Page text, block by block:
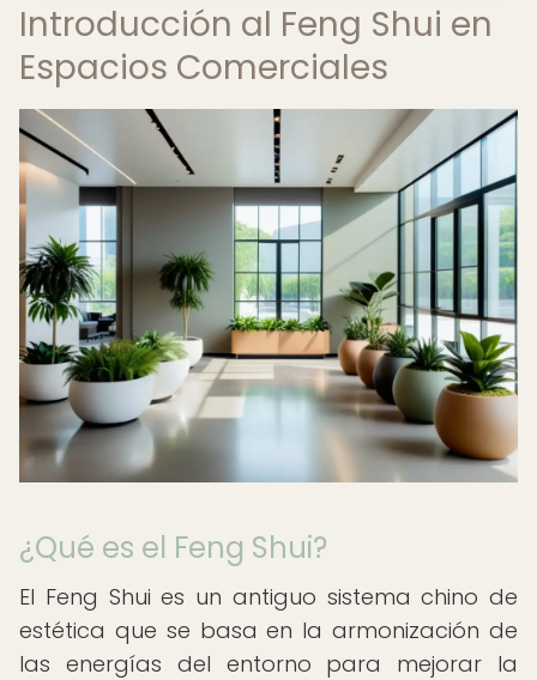
Introducción al Feng Shui en
Espacios Comerciales
¿Qué es el Feng Shui?
El Feng Shui es un antiguo sistema chino de
estética que se basa en la armonización de
las energías del entorno para mejorar la